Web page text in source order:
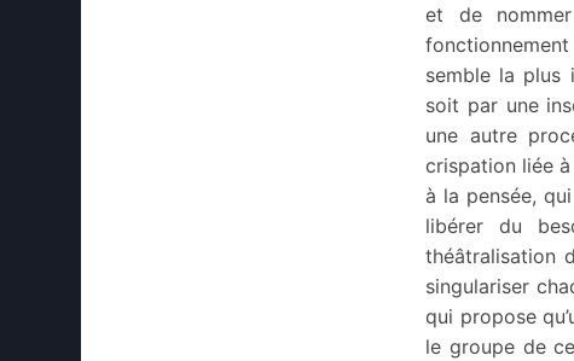
et de
semble la plus
soit par une
une autre
crispation liée
à la pensée,
libérer du
théâtralisation
singulariser
qui propose
le groupe de